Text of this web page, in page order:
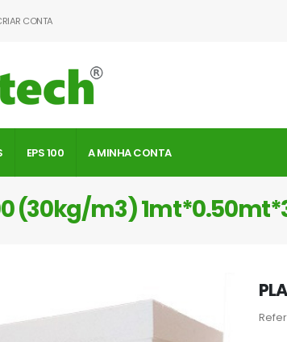
CONTA
EPS 100 A MINHA CONTA
(30kg/m3)